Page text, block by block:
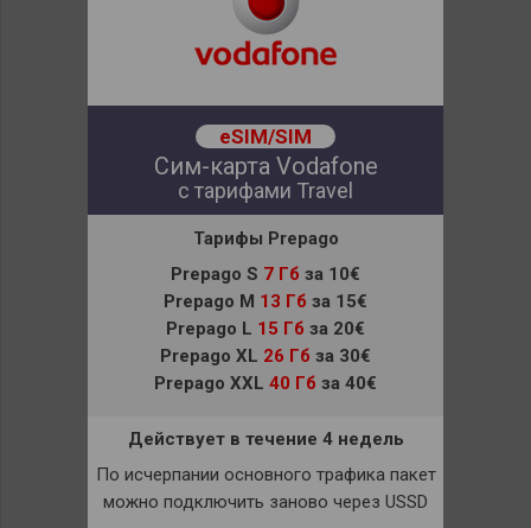
eSIM/SIM
Сим-карта Vodafone
с тарифами Travel
Тарифы Prepago
Prepago S 7 Гб за 10€
Prepago M 13 Гб за 15€
Prepago L 15 Гб за 20€
Prepago XL 26 Гб за 30€
Prepago XXL 40 Гб за 40€
Действует в течение 4 недель
По исчерпании основного трафика пакет
можно подключить заново через USSD